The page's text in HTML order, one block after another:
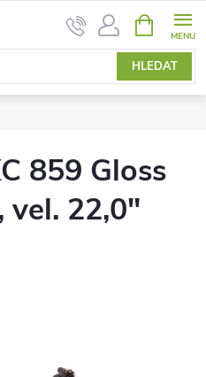
HLEDAT
NÁKUPNÍ
KOŠÍK
859 Gloss
vel. 22,0"